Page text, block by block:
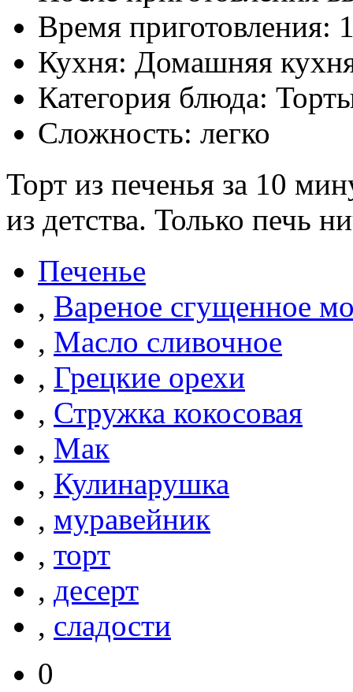
Время приготовления:
Кухня: Домашняя
Категория блюда:
Сложность: легко
Торт из печенья за 10
из детства. Только печь
Печенье
, Вареное сгущенное
, Масло сливочное
, Грецкие орехи
, Стружка кокосовая
, Мак
, Кулинарушка
, муравейник
, торт
, десерт
, сладости
0